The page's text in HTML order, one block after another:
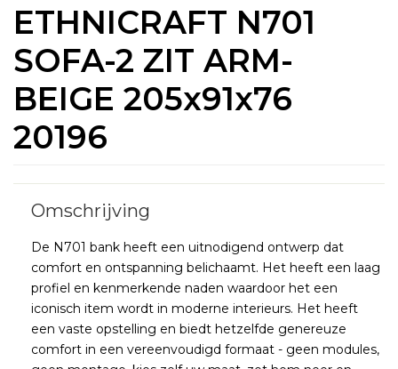
ETHNICRAFT N701
SOFA-2 ZIT ARM-
BEIGE 205x91x76
20196
De N701 bank heeft een uitnodigend ontwerp dat
comfort en ontspanning belichaamt. Het heeft een laag
profiel en kenmerkende naden waardoor het een
iconisch item wordt in moderne interieurs. Het heeft
een vaste opstelling en biedt hetzelfde genereuze
comfort in een vereenvoudigd formaat - geen modules,